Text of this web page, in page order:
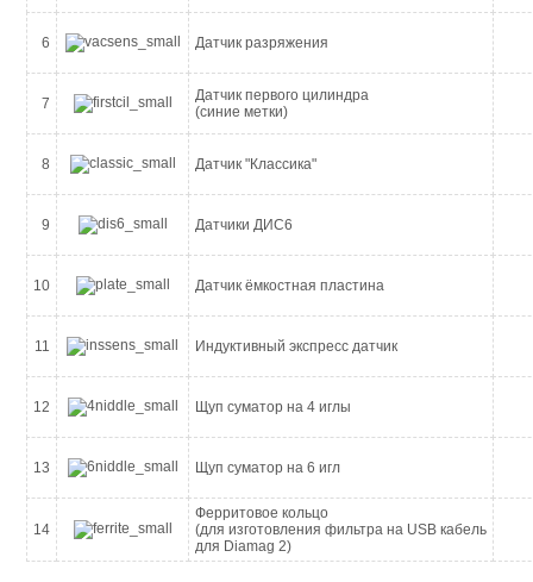
6 Датчик разряжения
7
Датчик первого цилиндра
(синие метки)
8 Датчик "Классика"
9 Датчики ДИС6
10 Датчик ёмкостная пластина
11 Индуктивный экспресс датчик
12 Щуп суматор на 4 иглы
13 Щуп суматор на 6 игл
14
Ферритовое кольцо
(для изготовления фильтра на USB кабель
для Diamag 2)